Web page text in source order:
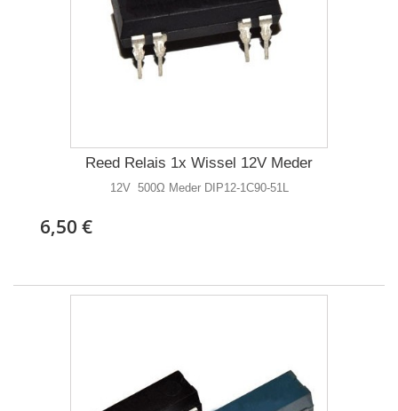
Reed Relais 1x Wissel 12V Meder
12V 500Ω Meder DIP12-1C90-51L
6,50 €